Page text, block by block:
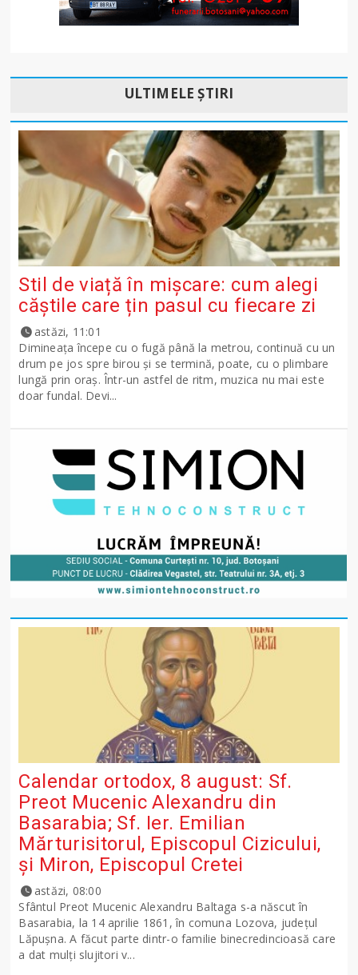
ULTIMELE ȘTIRI
Stil de viață în mișcare: cum alegi
căștile care țin pasul cu fiecare zi
astăzi, 11:01
Dimineața începe cu o fugă până la metrou, continuă cu un
drum pe jos spre birou și se termină, poate, cu o plimbare
lungă prin oraș. Într-un astfel de ritm, muzica nu mai este
doar fundal. Devi...
Calendar ortodox, 8 august: Sf.
Preot Mucenic Alexandru din
Basarabia; Sf. Ier. Emilian
Mărturisitorul, Episcopul Cizicului,
şi Miron, Episcopul Cretei
astăzi, 08:00
Sfântul Preot Mucenic Alexandru Baltaga s-a născut în
Basarabia, la 14 aprilie 1861, în comuna Lozova, județul
Lăpușna. A făcut parte dintr-o familie binecredincioasă care
a dat mulți slujitori v...